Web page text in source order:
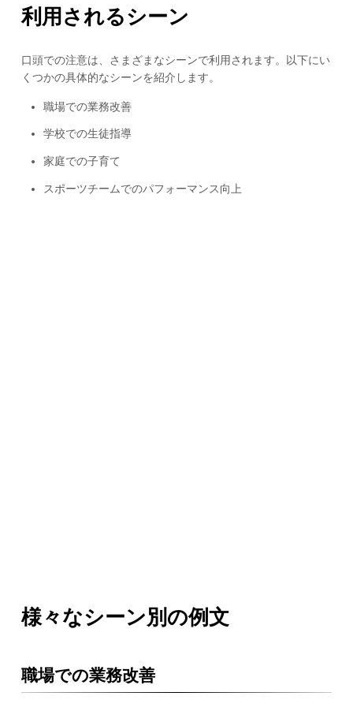
利用されるシーン
口頭での注意は、さまざまなシーンで利用されます。以下にい
くつかの具体的なシーンを紹介します。
職場での業務改善
学校での生徒指導
家庭での子育て
スポーツチームでのパフォーマンス向上
様々なシーン別の例文
職場での業務改善